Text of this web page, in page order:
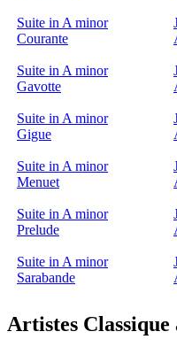
Suite in A minor
Courante
Suite in A minor
Gavotte
Suite in A minor
Gigue
Suite in A minor
Menuet
Suite in A minor
Prelude
Suite in A minor
Sarabande
Artistes Classique